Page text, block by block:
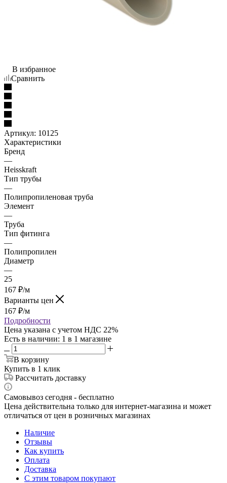
В избранное
Сравнить
Артикул: 10125
Характеристики
Бренд
—
Heisskraft
Тип трубы
—
Полипропиленовая труба
Элемент
—
Труба
Тип фитинга
—
Полипропилен
Диаметр
—
25
167 ₽/м
Варианты цен
167 ₽/м
Подробности
Цена указана с учетом НДС 22%
Есть в наличии: 1 в 1 магазине
В корзину
Купить в 1 клик
Рассчитать доставку
Самовывоз сегодня - бесплатно
Цена действительна только для интернет-магазина и может
отличаться от цен в розничных магазинах
Наличие
Отзывы
Как купить
Оплата
Доставка
С этим товаром покупают